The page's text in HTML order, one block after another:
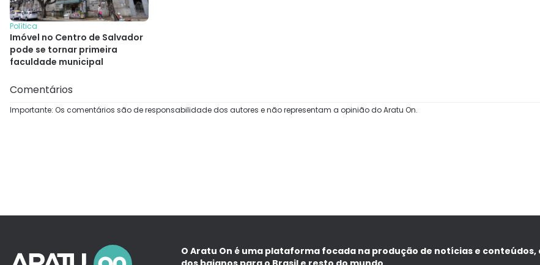
Política
Imóvel no Centro de Salvador
pode se tornar primeira
faculdade municipal
Comentários
Importante: Os comentários são de responsabilidade dos autores e não representam a opinião do Aratu On.
O Aratu On é uma plataforma focada na produção de notícias e conteúdos,